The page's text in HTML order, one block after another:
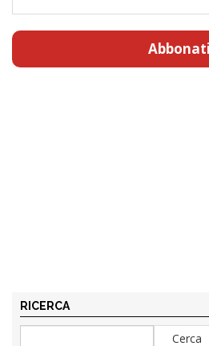
Abbonati
RICERCA